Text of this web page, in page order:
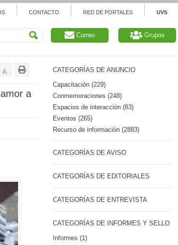
CONTACTO RED DE PORTALES UVS
Correo Grupos
A Reducir
tamañoa
CATEGORÍAS DE ANUNCIO
Capacitación (229)
Conmemoraciones (248)
Espacios de interacción (83)
Eventos (265)
Recurso de información (2883)
CATEGORÍAS DE AVISO
CATEGORÍAS DE EDITORIALES
CATEGORÍAS DE ENTREVISTA
CATEGORÍAS DE INFORMES Y SELLO
Informes (1)